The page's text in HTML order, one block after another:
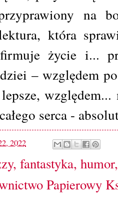
na
która
życie i...
– względem
względem...
serca -
2022
, fantastyka, humor
Papierowy